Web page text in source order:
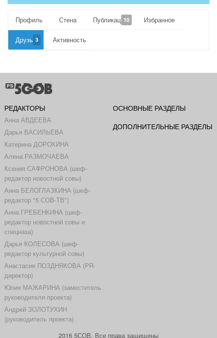
Профиль Стена Публикации10 Избранное
Друзья3 Активность
РЕДАКТОРЫ
Анна АВДЕЕВА
Дарья ВАСИЛЬЕВА
Катерина ДОРОХИНА
Алена РАЗМОЧАЕВА
Ксения САФРОНОВА (шеф-
редактор новостной совы)
Анна БЕЛОГЛАЗКИНА (шеф-
редактор "5 СОВ-ТВ")
Анна ГРЕБЕНКИНА (шеф-
редактор новостной совы и
спецназа)
Дарья КОЛЕСОВА (шеф-
редактор культурной совы)
Анастасия ПОЗДНЯКОВА (PR-
директор)
Юлия МАЖАРИНА (заместитель
руководителя проекта)
Андрей ЗОЛОТУХИН
(руководитель проекта)
ОСНОВНЫЕ РАЗДЕЛЫ
ДОПОЛНИТЕЛЬНЫЕ РАЗДЕЛЫ
2016 5СОВ. Все права защищены